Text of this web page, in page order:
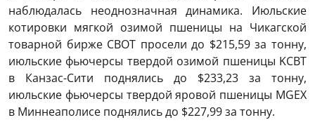
наблюдалась неоднозначная динамика. Июльские
котировки мягкой озимой пшеницы на Чикагской
товарной бирже CBOT просели до $215,59 за тонну,
июльские фьючерсы твердой озимой пшеницы KCBT
в Канзас-Сити поднялись до $233,23 за тонну,
июльские фьючерсы твердой яровой пшеницы MGEХ
в Миннеаполисе поднялись до $227,99 за тонну.